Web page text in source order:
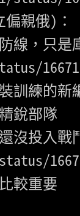
親俄)：
訓練的新
銳部隊
較重要